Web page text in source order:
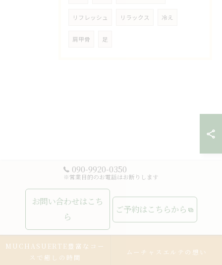
リフレッシュ リラックス 冷え
肩甲骨 足
090-9920-0350
※営業目的のお電話はお断りします
お問い合わせはこち
ら
ご予約はこちらから
MUCHASUERTE豊富なコー
スで癒しの時間
ムーチャスエルテの想い